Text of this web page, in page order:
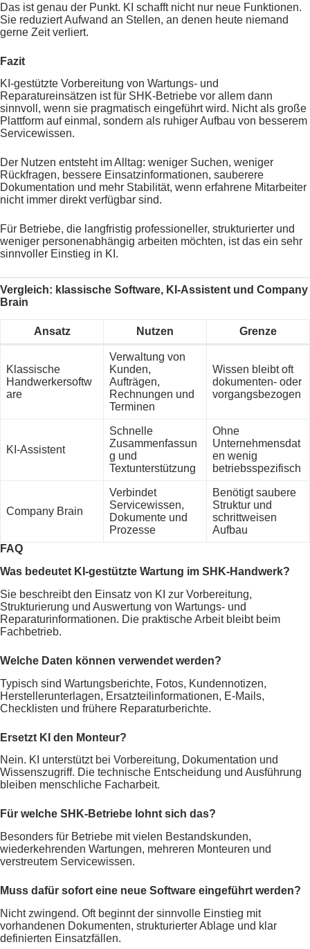
Das ist genau der Punkt. KI schafft nicht nur neue Funktionen.
Sie reduziert Aufwand an Stellen, an denen heute niemand
gerne Zeit verliert.
Fazit
KI-gestützte Vorbereitung von Wartungs- und
Reparatureinsätzen ist für SHK-Betriebe vor allem dann
sinnvoll, wenn sie pragmatisch eingeführt wird. Nicht als große
Plattform auf einmal, sondern als ruhiger Aufbau von besserem
Servicewissen.
Der Nutzen entsteht im Alltag: weniger Suchen, weniger
Rückfragen, bessere Einsatzinformationen, sauberere
Dokumentation und mehr Stabilität, wenn erfahrene Mitarbeiter
nicht immer direkt verfügbar sind.
Für Betriebe, die langfristig professioneller, strukturierter und
weniger personenabhängig arbeiten möchten, ist das ein sehr
sinnvoller Einstieg in KI.
Vergleich: klassische Software, KI-Assistent und Company
Brain
Ansatz Nutzen Grenze
Klassische
Handwerkersoftw
are
Verwaltung von
Kunden,
Aufträgen,
Rechnungen und
Terminen
Wissen bleibt oft
dokumenten- oder
vorgangsbezogen
KI-Assistent
Schnelle
Zusammenfassun
g und
Textunterstützung
Ohne
Unternehmensdat
en wenig
betriebsspezifisch
Company Brain
Verbindet
Servicewissen,
Dokumente und
Prozesse
Benötigt saubere
Struktur und
schrittweisen
Aufbau
FAQ
Was bedeutet KI-gestützte Wartung im SHK-Handwerk?
Sie beschreibt den Einsatz von KI zur Vorbereitung,
Strukturierung und Auswertung von Wartungs- und
Reparaturinformationen. Die praktische Arbeit bleibt beim
Fachbetrieb.
Welche Daten können verwendet werden?
Typisch sind Wartungsberichte, Fotos, Kundennotizen,
Herstellerunterlagen, Ersatzteilinformationen, E-Mails,
Checklisten und frühere Reparaturberichte.
Ersetzt KI den Monteur?
Nein. KI unterstützt bei Vorbereitung, Dokumentation und
Wissenszugriff. Die technische Entscheidung und Ausführung
bleiben menschliche Facharbeit.
Für welche SHK-Betriebe lohnt sich das?
Besonders für Betriebe mit vielen Bestandskunden,
wiederkehrenden Wartungen, mehreren Monteuren und
verstreutem Servicewissen.
Muss dafür sofort eine neue Software eingeführt werden?
Nicht zwingend. Oft beginnt der sinnvolle Einstieg mit
vorhandenen Dokumenten, strukturierter Ablage und klar
definierten Einsatzfällen.